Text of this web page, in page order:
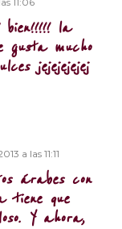
bien!!!!! la
gusta mucho
jejejejejej
a las 11:11
árabes con
tiene que
Y ahora,